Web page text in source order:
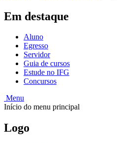
Em destaque
Aluno
Egresso
Servidor
Guia de cursos
Estude no IFG
Concursos
Menu
Início do menu principal
Logo